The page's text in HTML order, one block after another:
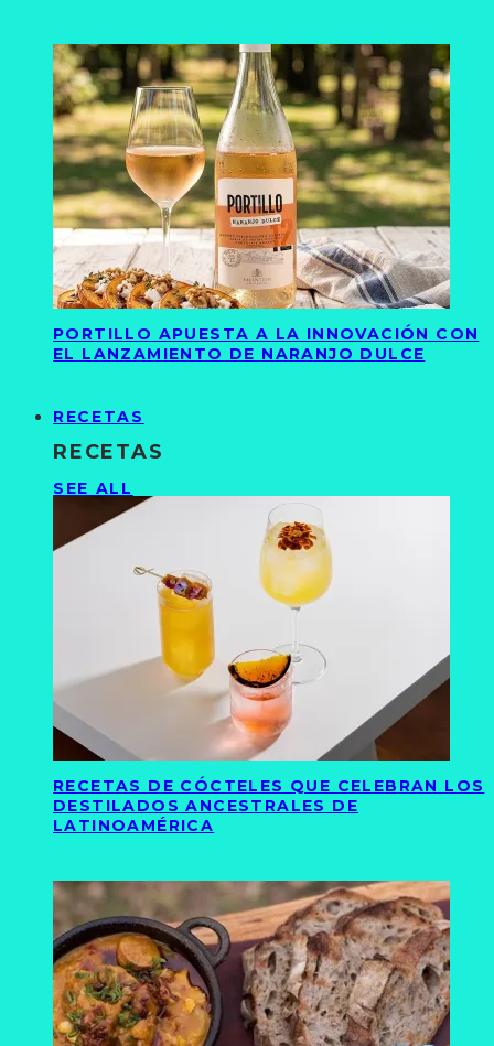
PORTILLO APUESTA A LA INNOVACIÓN CON
EL LANZAMIENTO DE NARANJO DULCE
RECETAS
RECETAS
SEE ALL
RECETAS DE CÓCTELES QUE CELEBRAN LOS
DESTILADOS ANCESTRALES DE
LATINOAMÉRICA